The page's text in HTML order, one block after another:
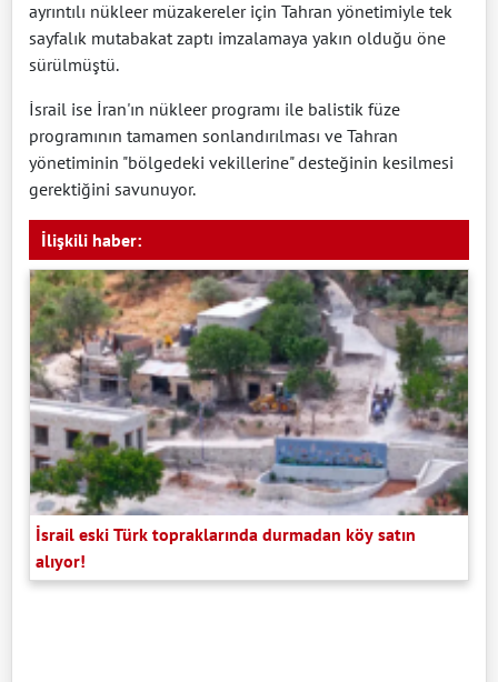
ayrıntılı nükleer müzakereler için Tahran yönetimiyle tek
sayfalık mutabakat zaptı imzalamaya yakın olduğu öne
sürülmüştü.
İsrail ise İran'ın nükleer programı ile balistik füze
programının tamamen sonlandırılması ve Tahran
yönetiminin "bölgedeki vekillerine" desteğinin kesilmesi
gerektiğini savunuyor.
İlişkili haber:
İsrail eski Türk topraklarında durmadan köy satın
alıyor!